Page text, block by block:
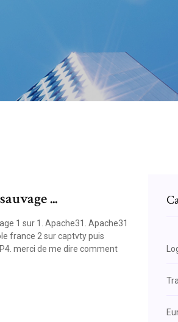
...
1 sur 1. Apache31. Apache31
france 2 sur captvty puis
merci de me dire comment